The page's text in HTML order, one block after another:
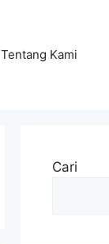
Tentang Kami
Cari